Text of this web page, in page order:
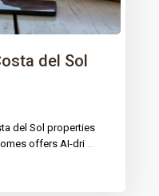
del Sol
del Sol properties
offers AI-dri